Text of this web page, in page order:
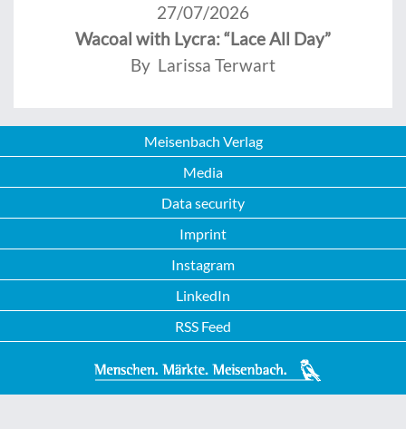
27/07/2026
Wacoal with Lycra: “Lace All Day”
By Larissa Terwart
Meisenbach Verlag
Media
Data security
Imprint
Instagram
LinkedIn
RSS Feed